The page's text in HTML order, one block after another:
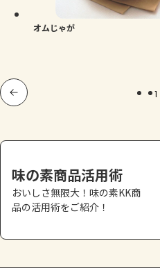
オムじゃが
1
味の素商品活用術
おいしさ無限大！味の素KK商
品の活用術をご紹介！